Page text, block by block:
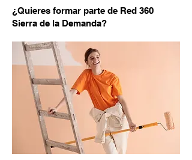
¿Quieres formar parte de Red 360
Sierra de la Demanda?